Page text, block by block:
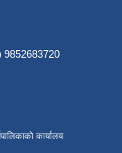
9852683720
कार्यालय